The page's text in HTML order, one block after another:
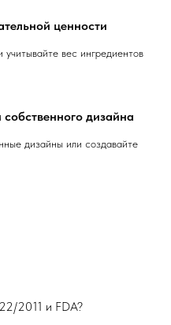
ценности
вес ингредиентов
дизайна
дизайны или создавайте
2011 и FDA?